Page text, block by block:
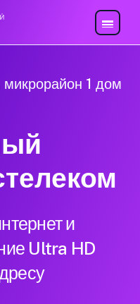
микрорайон 1 дом
и
Ultra HD